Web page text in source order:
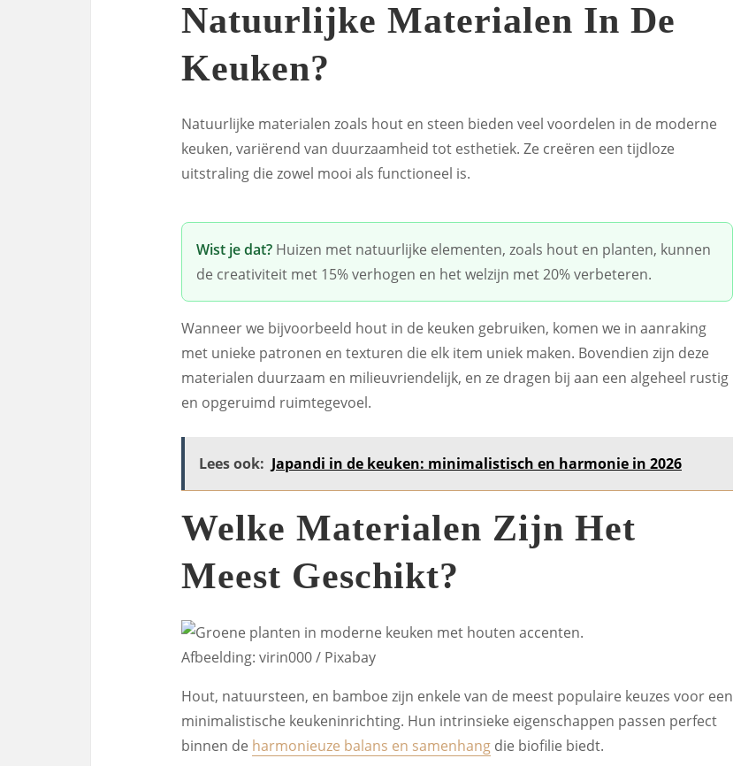
Natuurlijke Materialen In De
Keuken?
Natuurlijke materialen zoals hout en steen bieden veel voordelen in de moderne
keuken, variërend van duurzaamheid tot esthetiek. Ze creëren een tijdloze
uitstraling die zowel mooi als functioneel is.
Wist je dat? Huizen met natuurlijke elementen, zoals hout en planten, kunnen
de creativiteit met 15% verhogen en het welzijn met 20% verbeteren.
Wanneer we bijvoorbeeld hout in de keuken gebruiken, komen we in aanraking
met unieke patronen en texturen die elk item uniek maken. Bovendien zijn deze
materialen duurzaam en milieuvriendelijk, en ze dragen bij aan een algeheel rustig
en opgeruimd ruimtegevoel.
Lees ook: Japandi in de keuken: minimalistisch en harmonie in 2026
Welke Materialen Zijn Het
Meest Geschikt?
Afbeelding: virin000 / Pixabay
Hout, natuursteen, en bamboe zijn enkele van de meest populaire keuzes voor een
minimalistische keukeninrichting. Hun intrinsieke eigenschappen passen perfect
binnen de harmonieuze balans en samenhang die biofilie biedt.